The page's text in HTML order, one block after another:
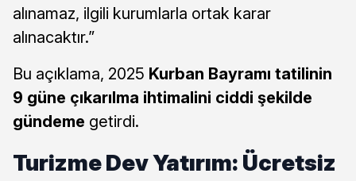
alınamaz, ilgili kurumlarla ortak karar
alınacaktır.”
Bu açıklama, 2025 Kurban Bayramı tatilinin
9 güne çıkarılma ihtimalini ciddi şekilde
gündeme getirdi.
Turizme Dev Yatırım: Ücretsiz